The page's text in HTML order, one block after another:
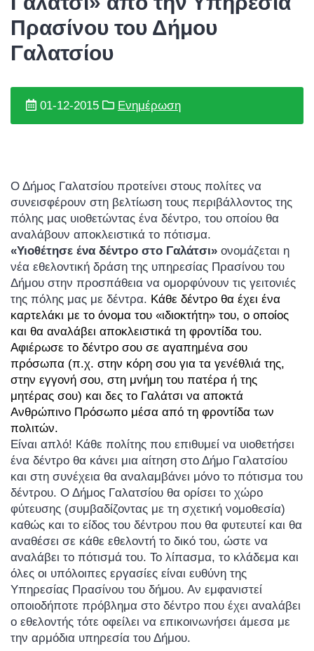
Πρασίνου του Δήμου
Γαλατσίου
01-12-2015 Ενημέρωση
Ο Δήμος Γαλατσίου προτείνει στους πολίτες να
συνεισφέρουν στη βελτίωση τους περιβάλλοντος της
πόλης μας υιοθετώντας ένα δέντρο, του οποίου θα
αναλάβουν αποκλειστικά το πότισμα.
«Υιοθέτησε ένα δέντρο στο Γαλάτσι» ονομάζεται η
νέα εθελοντική δράση της υπηρεσίας Πρασίνου του
Δήμου στην προσπάθεια να ομορφύνουν τις γειτονιές
της πόλης μας με δέντρα. Κάθε δέντρο θα έχει ένα
καρτελάκι με το όνομα του «ιδιοκτήτη» του, ο οποίος
και θα αναλάβει αποκλειστικά τη φροντίδα του.
Αφιέρωσε το δέντρο σου σε αγαπημένα σου
πρόσωπα (π.χ. στην κόρη σου για τα γενέθλιά της,
στην εγγονή σου, στη μνήμη του πατέρα ή της
μητέρας σου) και δες το Γαλάτσι να αποκτά
Ανθρώπινο Πρόσωπο μέσα από τη φροντίδα των
πολιτών.
Είναι απλό! Κάθε πολίτης που επιθυμεί να υιοθετήσει
ένα δέντρο θα κάνει μια αίτηση στο Δήμο Γαλατσίου
και στη συνέχεια θα αναλαμβάνει μόνο το πότισμα του
δέντρου. Ο Δήμος Γαλατσίου θα ορίσει το χώρο
φύτευσης (συμβαδίζοντας με τη σχετική νομοθεσία)
καθώς και το είδος του δέντρου που θα φυτευτεί και θα
αναθέσει σε κάθε εθελοντή το δικό του, ώστε να
αναλάβει το πότισμά του. Το λίπασμα, το κλάδεμα και
όλες οι υπόλοιπες εργασίες είναι ευθύνη της
Υπηρεσίας Πρασίνου του δήμου. Αν εμφανιστεί
οποιοδήποτε πρόβλημα στο δέντρο που έχει αναλάβει
ο εθελοντής τότε οφείλει να επικοινωνήσει άμεσα με
την αρμόδια υπηρεσία του Δήμου.